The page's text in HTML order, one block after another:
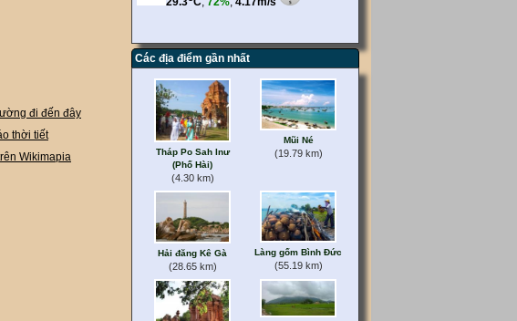
đi đến đây
thời tiết
Wikimapia
Các địa điểm gần nhất
Tháp Po Sah Inư
(Phố Hài)
(4.30 km)
Mũi Né
(19.79 km)
Hải đăng Kê Gà
(28.65 km)
Làng gốm Bình Đức
(55.19 km)